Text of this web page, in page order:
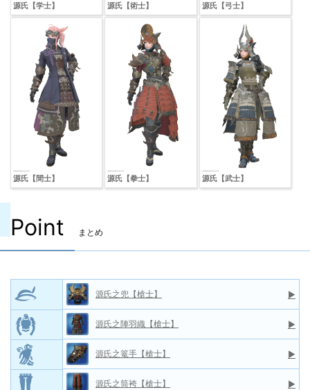
源氏【学士】 源氏【術士】 源氏【弓士】
源氏【間士】 源氏【拳士】 源氏【武士】
Point まとめ
源氏之兜【槍士】 ▶
源氏之陣羽織【槍士】 ▶
源氏之篭手【槍士】 ▶
源氏之筒袴【槍士】 ▶